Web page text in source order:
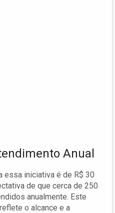
Anual
essa iniciativa é de R$ 30
de que cerca de 250
anualmente. Este
o alcance e a